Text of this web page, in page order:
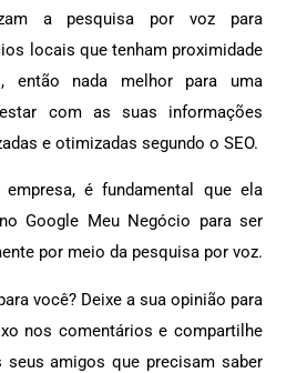
a pesquisa por voz para
locais que tenham proximidade
então nada melhor para uma
com as suas informações
e otimizadas segundo o SEO.
é fundamental que ela
Google Meu Negócio para ser
por meio da pesquisa por voz.
você? Deixe a sua opinião para
nos comentários e compartilhe
amigos que precisam saber